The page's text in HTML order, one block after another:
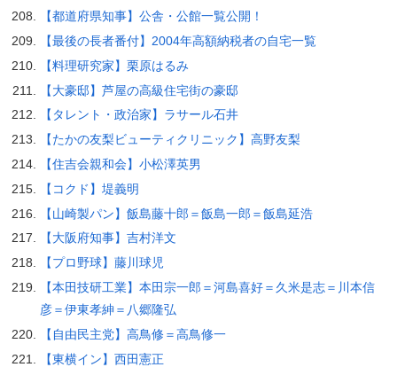
【都道府県知事】公舎・公館一覧公開！
【最後の長者番付】2004年高額納税者の自宅一覧
【料理研究家】栗原はるみ
【大豪邸】芦屋の高級住宅街の豪邸
【タレント・政治家】ラサール石井
【たかの友梨ビューティクリニック】高野友梨
【住吉会親和会】小松澤英男
【コクド】堤義明
【山崎製パン】飯島藤十郎＝飯島一郎＝飯島延浩
【大阪府知事】吉村洋文
【プロ野球】藤川球児
【本田技研工業】本田宗一郎＝河島喜好＝久米是志＝川本信
彦＝伊東孝紳＝八郷隆弘
【自由民主党】高鳥修＝高鳥修一
【東横イン】西田憲正